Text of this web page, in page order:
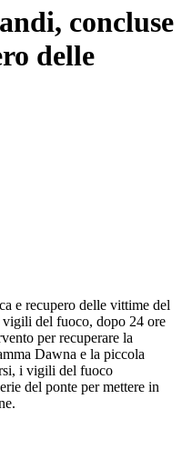
concluse
delle
e recupero delle vittime del
del fuoco, dopo 24 ore
per recuperare la
Dawna e la piccola
i vigili del fuoco
del ponte per mettere in